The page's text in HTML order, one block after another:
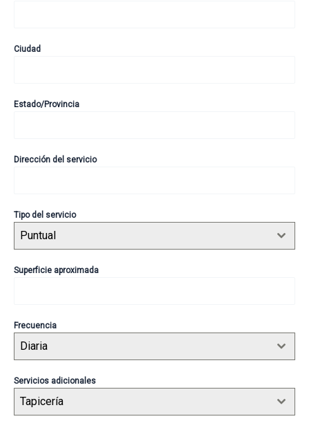
Ciudad
Estado/Provincia
Dirección del servicio
Tipo del servicio
Puntual
Superficie aproximada
Frecuencia
Diaria
Servicios adicionales
Tapicería